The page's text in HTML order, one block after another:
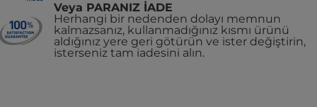
Veya PARANIZ İADE
Herhangi bir nedenden dolayı memnun
kalmazsanız, kullanmadığınız kısmı ürünü
aldığınız yere geri götürün ve ister değiştirin,
isterseniz tam iadesini alın.